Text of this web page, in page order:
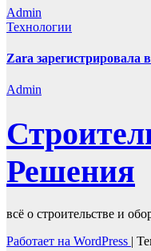
Admin
Технологии
Zara зарегистрировала
Admin
Решения
всё о строительстве и
Работает на WordPress |